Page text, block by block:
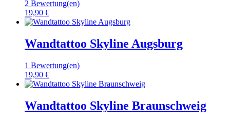
2 Bewertung(en)
19,90 €
Wandtattoo Skyline Augsburg
1 Bewertung(en)
19,90 €
Wandtattoo Skyline Braunschweig